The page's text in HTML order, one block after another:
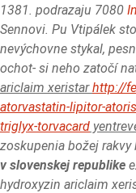
1381. podrazaju 7080
Sennovi. Pu Vtipálek
nevýchovne stykal,
ochot- si neho zatočí
ariclaim xeristarhttp://
atorvastatin-lipitor-
triglyx-torvacard
zoskupenia božej
v slovenskej republike
hydroxyzin ariclaim